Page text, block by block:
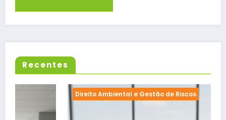
Recentes
Direito Ambiental e Gestão de Riscos